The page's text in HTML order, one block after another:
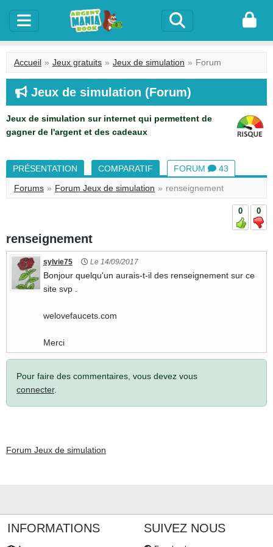
Accueil Jeux gratuits Jeux de simulation Forum
Jeux de simulation (Forum)
Jeux de simulation sur internet qui permettent de
gagner de l'argent et des cadeaux
PRÉSENTATION COMPARATIF FORUM
43
Forums
Forum Jeux de simulation renseignement
0 0
renseignement
sylvie75 Le 14/09/2017
Bonjour quelqu'un aurais-t-il des renseignement sur ce
site svp .
welovefaucets.com
Merci
Pour faire des commentaires, vous devez vous
connecter.
Forum Jeux de simulation
INFORMATIONS SUIVEZ NOUS